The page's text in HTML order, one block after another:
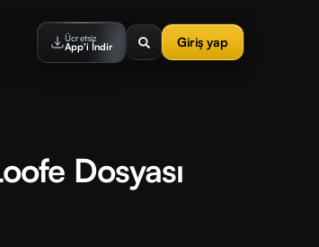
Ücretsiz
App'i İndir Giriş yap
Dosyası